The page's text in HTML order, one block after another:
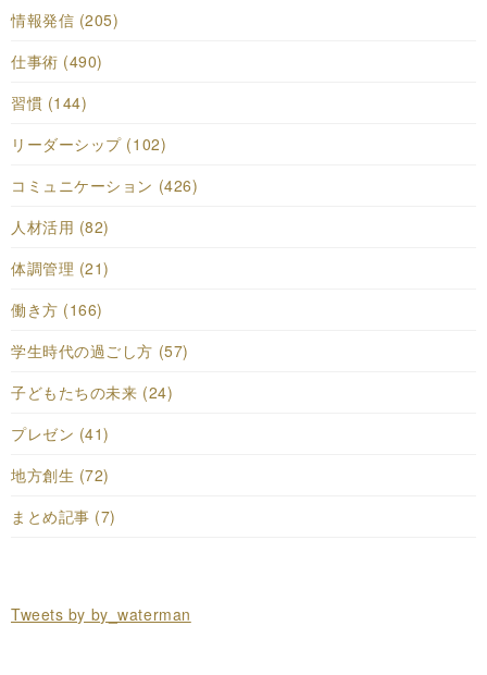
情報発信 (205)
仕事術 (490)
習慣 (144)
リーダーシップ (102)
コミュニケーション (426)
人材活用 (82)
体調管理 (21)
働き方 (166)
学生時代の過ごし方 (57)
子どもたちの未来 (24)
プレゼン (41)
地方創生 (72)
まとめ記事 (7)
Tweets by by_waterman